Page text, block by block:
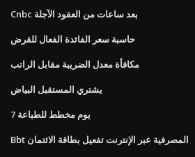
Cnbc بعد ساعات من العقود الآجلة
حاسبة سعر الفائدة الفعال للقرض
مكافأة معدل الضريبة مقابل الراتب
يشتري المستقبل البياض
7 يوم مخطط للطباعة
Bbt المصرفية عبر الإنترنت تفعيل بطاقة الائتمان